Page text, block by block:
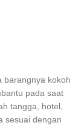
barangnya kokoh
pada saat
tangga, hotel,
sesuai dengan